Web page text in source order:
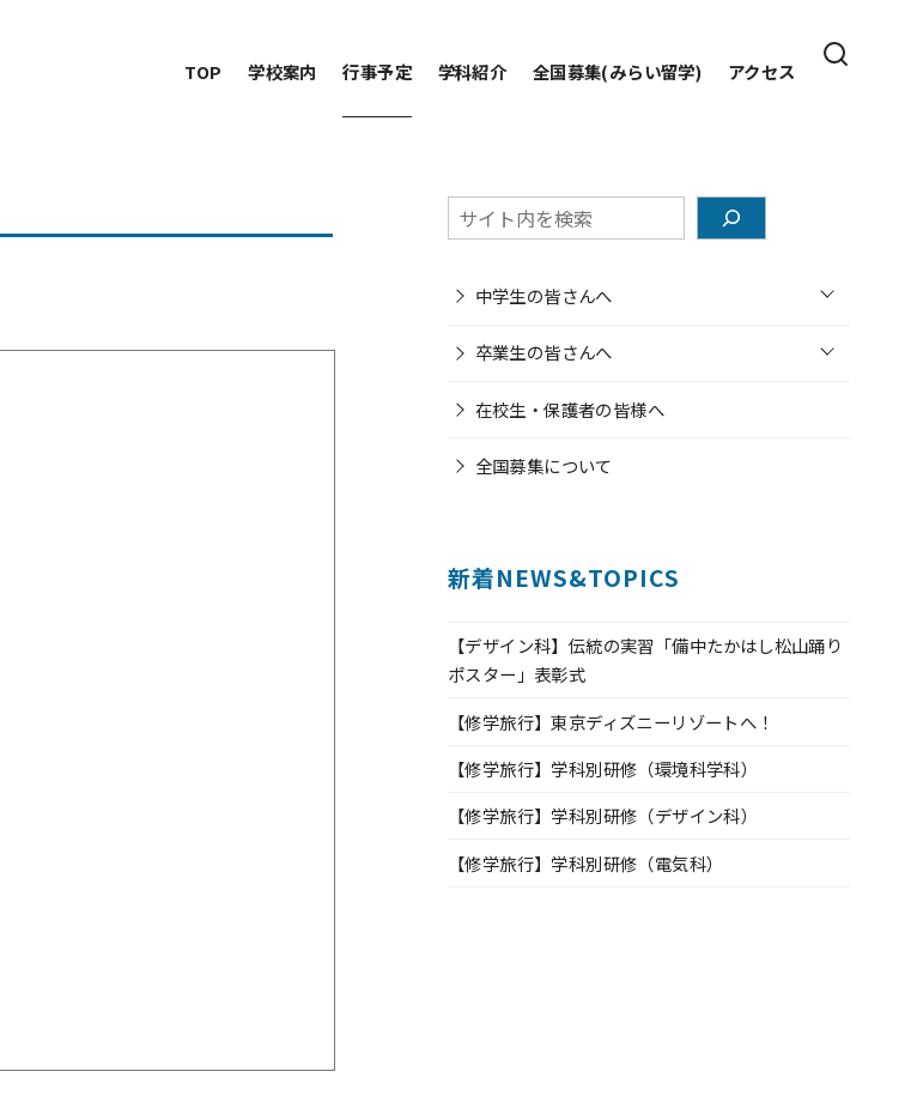
TOP 学校案内 行事予定 学科紹介 全国募集(みらい留学) アクセス
検
索
中学生の皆さんへ o
n
卒業生の皆さんへ o
在校生・保護者の皆様へ
全国募集について
新着NEWS&TOPICS
【デザイン科】伝統の実習「備中たかはし松山踊り
ポスター」表彰式
【修学旅行】東京ディズニーリゾートへ！
【修学旅行】学科別研修（環境科学科）
【修学旅行】学科別研修（デザイン科）
【修学旅行】学科別研修（電気科）